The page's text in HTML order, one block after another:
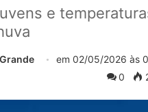
e
em 02/05/2026 às
0